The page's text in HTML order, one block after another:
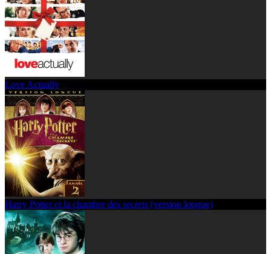
Love Actually
Harry Potter et la chambre des secrets (version longue)